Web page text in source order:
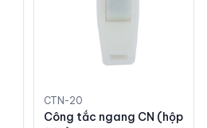
CTN-20
Công tắc ngang CN (hộp